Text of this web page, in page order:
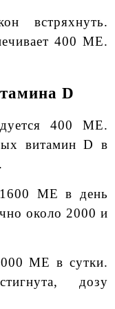
встряхнуть.
400 МЕ.
D
400 МЕ.
витамин D в
1600 МЕ в день
около 2000 и
МЕ в сутки.
дозу